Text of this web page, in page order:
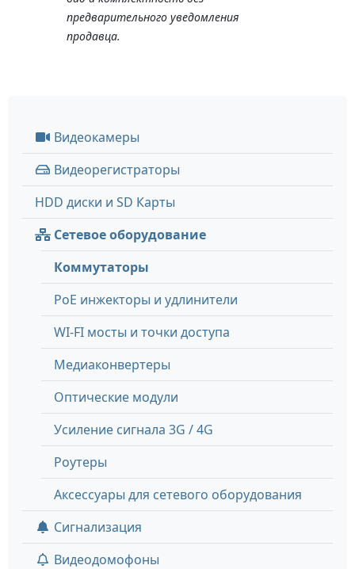
предварительного уведомления
продавца.
Видеокамеры
Видеорегистраторы
HDD диски и SD Карты
Сетевое оборудование
Коммутаторы
PoE инжекторы и удлинители
WI-FI мосты и точки доступа
Медиаконвертеры
Оптические модули
Усиление сигнала 3G / 4G
Роутеры
Аксессуары для сетевого оборудования
Сигнализация
Видеодомофоны